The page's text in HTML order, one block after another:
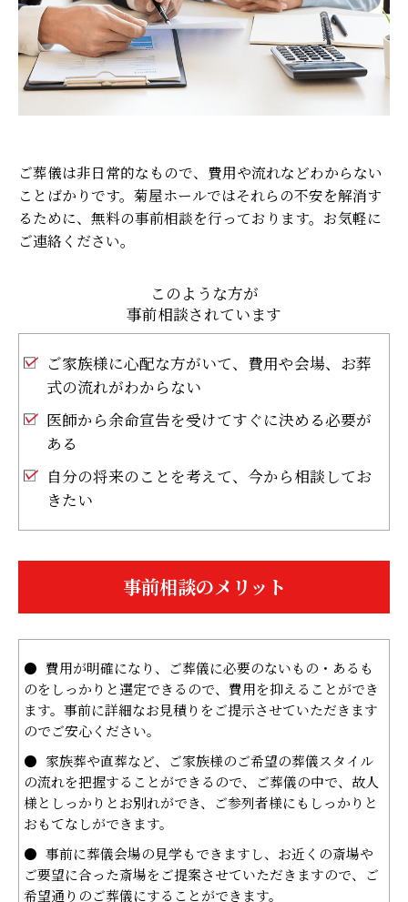
ご葬儀は非日常的なもので、費用や流れなどわからない
ことばかりです。菊屋ホールではそれらの不安を解消す
るために、無料の事前相談を行っております。お気軽に
ご連絡ください。
このような方が
事前相談されています
ご家族様に心配な方がいて、費用や会場、お葬
式の流れがわからない
医師から余命宣告を受けてすぐに決める必要が
ある
自分の将来のことを考えて、今から相談してお
きたい
事前相談のメリット
費用が明確になり、ご葬儀に必要のないもの・あるも
のをしっかりと選定できるので、費用を抑えることができ
ます。事前に詳細なお見積りをご提示させていただきます
のでご安心ください。
家族葬や直葬など、ご家族様のご希望の葬儀スタイル
の流れを把握することができるので、ご葬儀の中で、故人
様としっかりとお別れができ、ご参列者様にもしっかりと
おもてなしができます。
事前に葬儀会場の見学もできますし、お近くの斎場や
ご要望に合った斎場をご提案させていただきますので、ご
希望通りのご葬儀にすることができます。